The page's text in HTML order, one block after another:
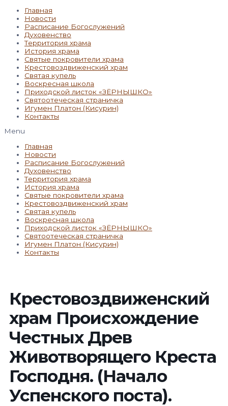
Главная
Новости
Расписание Богослужений
Духовенство
Территория храма
История храма
Святые покровители храма
Крестовоздвиженский храм
Святая купель
Воскресная школа
Приходской листок «ЗЁРНЫШКО»
Святоотеческая страничка
Игумен Платон (Кисурин)
Контакты
Menu
Главная
Новости
Расписание Богослужений
Духовенство
Территория храма
История храма
Святые покровители храма
Крестовоздвиженский храм
Святая купель
Воскресная школа
Приходской листок «ЗЁРНЫШКО»
Святоотеческая страничка
Игумен Платон (Кисурин)
Контакты
Крестовоздвиженский
храм Происхождение
Честных Древ
Животворящего Креста
Господня. (Начало
Успенского поста).